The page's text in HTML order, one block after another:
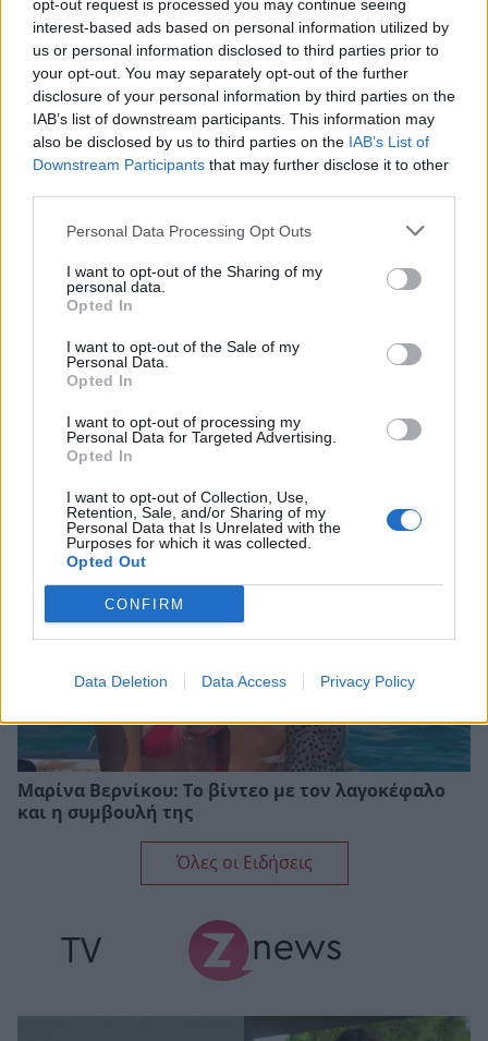
opt-out request is processed you may continue seeing
interest-based ads based on personal information utilized by
us or personal information disclosed to third parties prior to
your opt-out. You may separately opt-out of the further
disclosure of your personal information by third parties on the
IAB’s list of downstream participants. This information may
also be disclosed by us to third parties on the IAB’s List of
Downstream Participants that may further disclose it to other
Personal Data Processing Opt Outs
I want to opt-out of the Sharing of my
personal data.
Opted In
I want to opt-out of the Sale of my
Personal Data.
Opted In
I want to opt-out of processing my
Personal Data for Targeted Advertising.
Opted In
I want to opt-out of Collection, Use,
Retention, Sale, and/or Sharing of my
Personal Data that Is Unrelated with the
Purposes for which it was collected.
Opted Out
CONFIRM
Data Deletion Data Access Privacy Policy
Ανέστης Ευαγγελόπουλος: Η γνωστή
παρουσιάστρια που αρνήθηκε να πάει στο podcast
του και η αποστομωτική απάντησή του
Ανδρομάχη: Η φωτογραφία με τον ορό στο χέρι και
το μήνυμα όλο νόημα – «Έρχεται τετραήμερο
φωτιά»
Μαρίνα Βερνίκου: Το βίντεο με τον λαγοκέφαλο
και η συμβουλή της
Όλες οι Ειδήσεις
TV